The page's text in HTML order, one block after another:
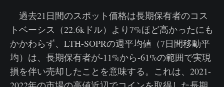
過去21日間のスポット価格は長期保有者のコス
トベーシス（22.6kドル）より7%ほど高かったにも
かかわらず、LTH-SOPRの週平均値（7日間移動平
均）は、長期保有者が-11%から-61%の範囲で実現
損を伴い売却したことを意味する。これは、2021-